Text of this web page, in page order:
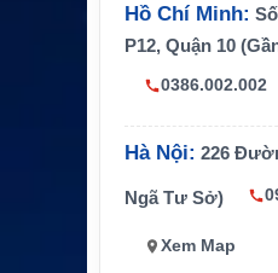
Chu kỳ thanh toán
Ứng dụng
Hồ Chí Minh:
P12, Quận 10
0386.002.002
Hà Nội: 226
Ngã Tư Sở)
Xem Map